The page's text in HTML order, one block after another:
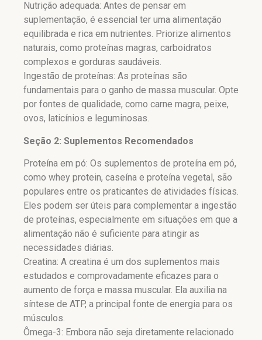
Nutrição adequada: Antes de pensar em
suplementação, é essencial ter uma alimentação
equilibrada e rica em nutrientes. Priorize alimentos
naturais, como proteínas magras, carboidratos
complexos e gorduras saudáveis.
Ingestão de proteínas: As proteínas são
fundamentais para o ganho de massa muscular. Opte
por fontes de qualidade, como carne magra, peixe,
ovos, laticínios e leguminosas.
Seção 2: Suplementos Recomendados
Proteína em pó: Os suplementos de proteína em pó,
como whey protein, caseína e proteína vegetal, são
populares entre os praticantes de atividades físicas.
Eles podem ser úteis para complementar a ingestão
de proteínas, especialmente em situações em que a
alimentação não é suficiente para atingir as
necessidades diárias.
Creatina: A creatina é um dos suplementos mais
estudados e comprovadamente eficazes para o
aumento de força e massa muscular. Ela auxilia na
síntese de ATP, a principal fonte de energia para os
músculos.
Ômega-3: Embora não seja diretamente relacionado